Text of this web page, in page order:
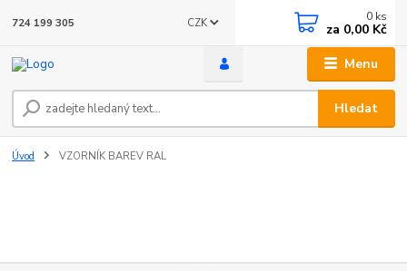
Menu
CZK
Hledat
724 199 305 0 ks
za 0,00 Kč
Úvod VZORNÍK BAREV RAL